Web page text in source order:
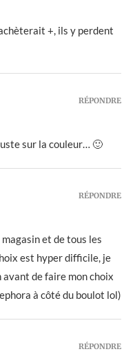
+, ils y perdent
sur la couleur… 🙂
RÉPONDRE
et de tous les
est hyper difficile, je
avant de faire mon choix
à côté du boulot lol)
RÉPONDRE
RÉPONDRE